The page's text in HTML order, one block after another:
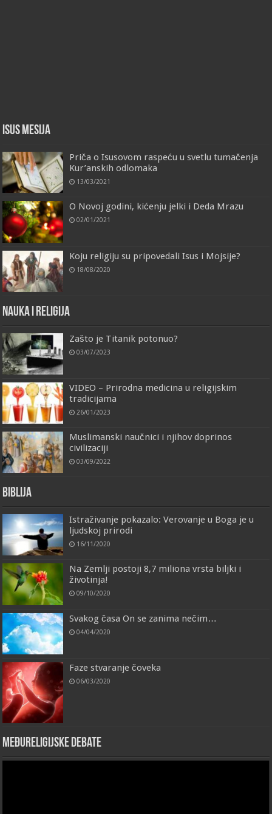
Isus Mesija
Priča o Isusovom raspeću u svetlu tumačenja
Kur’anskih odlomaka
13/03/2021
O Novoj godini, kićenju jelki i Deda Mrazu
02/01/2021
Koju religiju su pripovedali Isus i Mojsije?
18/08/2020
Nauka i religija
Zašto je Titanik potonuo?
03/07/2023
VIDEO – Prirodna medicina u religijskim
tradicijama
26/01/2023
Muslimanski naučnici i njihov doprinos
civilizaciji
03/09/2022
Biblija
Istraživanje pokazalo: Verovanje u Boga je u
ljudskoj prirodi
16/11/2020
Na Zemlji postoji 8,7 miliona vrsta biljki i
životinja!
09/10/2020
Svakog časa On se zanima nečim…
04/04/2020
Faze stvaranje čoveka
06/03/2020
Međureligijske debate